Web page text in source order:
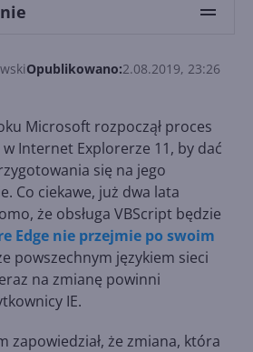
Opublikowano:2.08.2019, 23:26
Microsoft rozpoczął proces
w Internet Explorerze 11, by dać
się na jego
Co ciekawe, już dwa lata
że obsługa VBScript będzie
Edge nie przejmie po swoim
powszechnym językiem sieci
na zmianę powinni
IE.
zapowiedział, że zmiana, która